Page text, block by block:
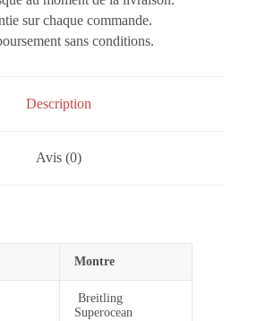
sur chaque commande.
sans conditions.
Description
Avis (0)
Montre
Breitling
Superocean